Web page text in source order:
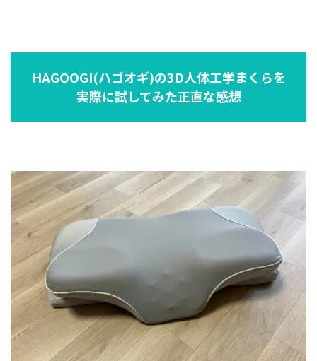
HAGOOGI(ハゴオギ)の3D人体工学まくらを
実際に試してみた正直な感想